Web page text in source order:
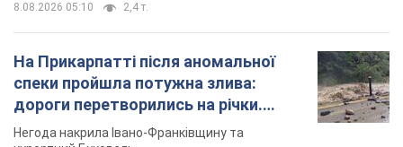
8.08.2026 05:10 2,4 т.
На Прикарпатті після аномальної
спеки пройшла потужна злива:
дороги перетворились на річки.
Відео
Негода накрила Івано-Франківщину та